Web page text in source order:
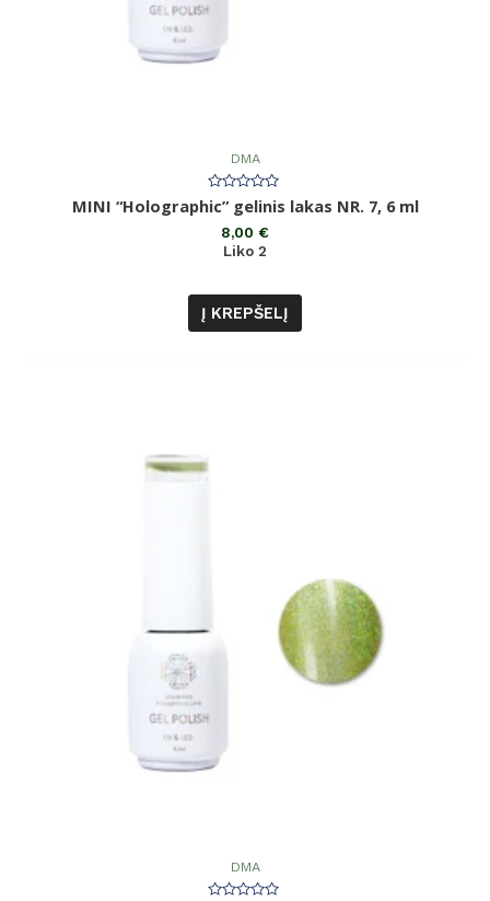
DMA
Įvertinimas:
0
MINI “Holographic” gelinis lakas NR. 7, 6 ml
8,00 €
Liko 2
Į KREPŠELĮ
DMA